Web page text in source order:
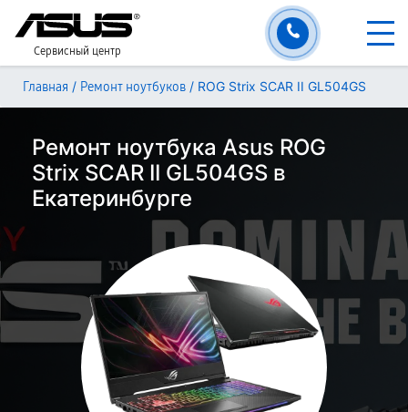
Сервисный центр
Главная / Ремонт ноутбуков / ROG Strix SCAR II GL504GS
Ремонт ноутбука Asus ROG
Strix SCAR II GL504GS в
Екатеринбурге